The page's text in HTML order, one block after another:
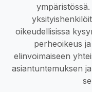
oikeudellisissa
perheoikeus
elinvoimaiseen
asiantuntemuksen